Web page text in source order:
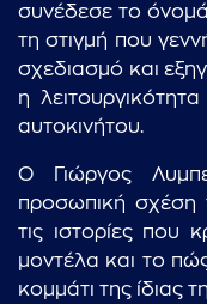
συνέδεσε το
τη στιγμή που
σχεδιασμό και
η
αυτοκινήτου.
Ο Γιώργος
προσωπική σχέση
τις ιστορίες που
μοντέλα και το
κομμάτι της ίδιας